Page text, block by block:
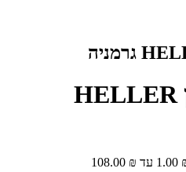
איזמלים לפטישון HELLER